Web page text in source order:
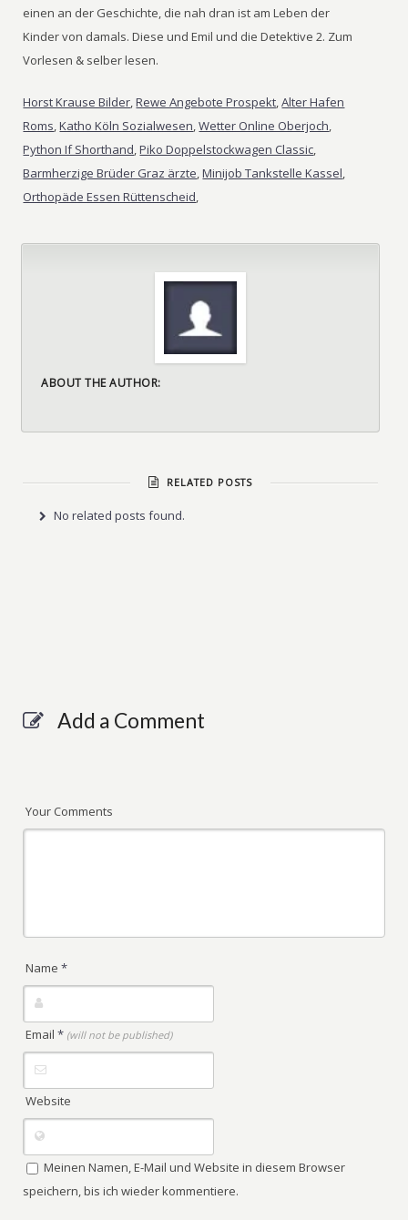
Horst Krause Bilder,Rewe Angebote Prospekt,Alter Hafen
Roms,Katho Köln Sozialwesen,Wetter Online Oberjoch,
Python If Shorthand,Piko Doppelstockwagen Classic,
Barmherzige Brüder Graz ärzte,Minijob Tankstelle Kassel,
Orthopäde Essen Rüttenscheid,
ABOUT THE AUTHOR:
RELATED POSTS
No related posts found.
Add a Comment
Your Comments
Name*
Email* (will not be published)
Website
Meinen Namen, E-Mail und Website in diesem Browser
speichern, bis ich wieder kommentiere.